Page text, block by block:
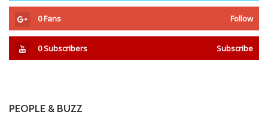
0Fans Follow
0Subscribers Subscribe
PEOPLE & BUZZ